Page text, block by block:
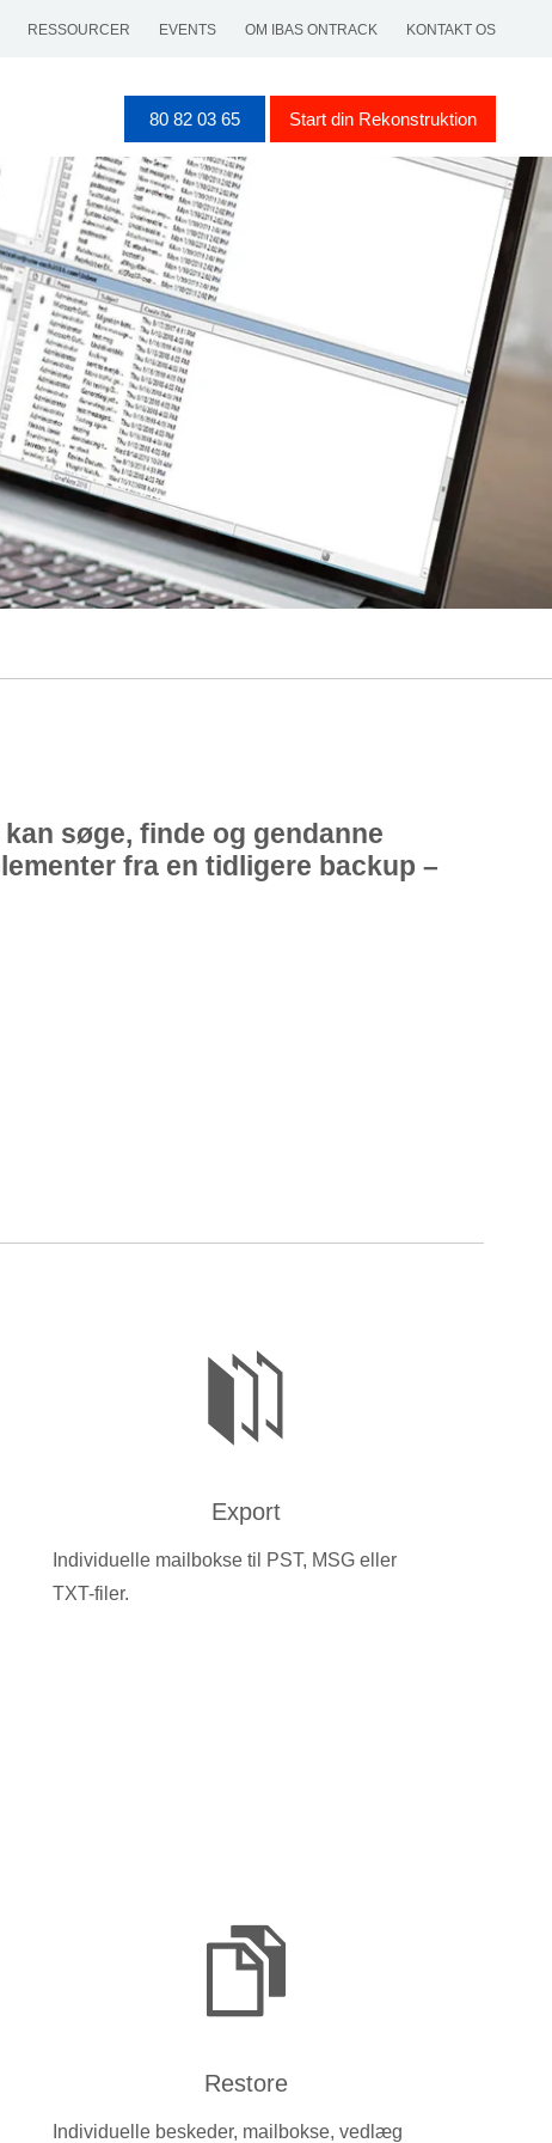
RESSOURCER EVENTS OM IBAS ONTRACK KONTAKT OS
80 82 03 65 Start din Rekonstruktion
søge, finde og gendanne
fra en tidligere backup –
Export
Individuelle mailbokse til PST, MSG eller
TXT-filer.
Restore
Individuelle beskeder, mailbokse, vedlæg